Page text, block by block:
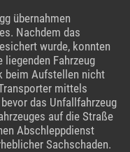
übernahmen
Nachdem das
wurde, konnten
Fahrzeug
beim Aufstellen nicht
mittels
das Unfallfahrzeug
auf die Straße
Abschleppdienst
Sachschaden.